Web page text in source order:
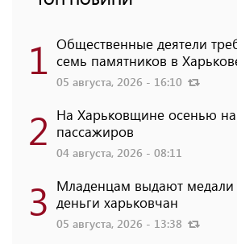
1 Общественные деятели
семь памятников в
05 августа, 2026 - 16:10
2 На Харьковщине осенью
пассажиров
04 августа, 2026 - 08:11
3 Младенцам выдают медали
деньги харьковчан
05 августа, 2026 - 13:38